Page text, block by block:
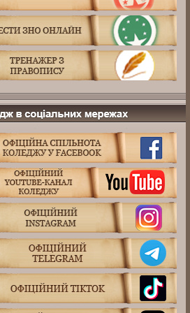
соціальних мережах